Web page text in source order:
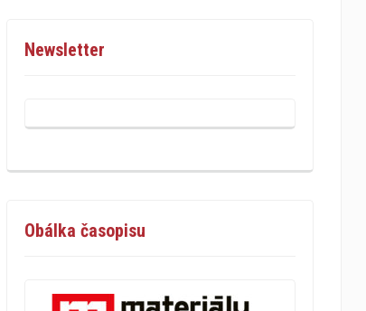
Newsletter
Obálka časopisu